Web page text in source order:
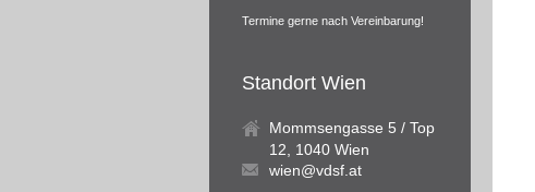
Termine gerne nach Vereinbarung!
Standort Wien
Mommsengasse 5 / Top
12, 1040 Wien
wien@vdsf.at